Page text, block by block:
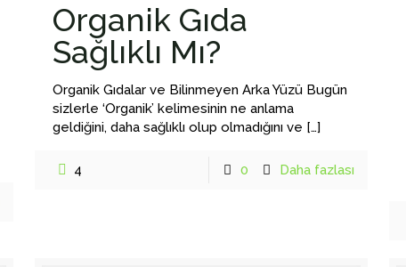
Organik Gıda
Sağlıklı Mı?
Organik Gıdalar ve Bilinmeyen Arka Yüzü Bugün
sizlerle ‘Organik’ kelimesinin ne anlama
geldiğini, daha sağlıklı olup olmadığını ve […]
4 0 Daha fazlası